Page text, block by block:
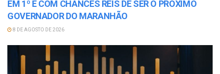
EM 1º E COM CHANCES REIS DE SER O PRÓXIMO
GOVERNADOR DO MARANHÃO
8 DE AGOSTO DE 2026